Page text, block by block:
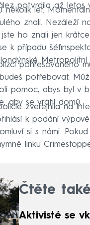
potvrdila až letos
let.
znali. Nezáleží
ho znali jen
k případu
Metropolitní
pohřešovaného
potřebovat.
pomoc, abys byl v
aby se vrátil domů.
zveřejnila na
k podání
si s námi.
linku
Čtěte také
Aktivisté se